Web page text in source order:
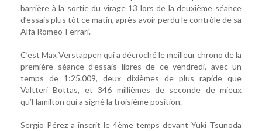
barrière à la sortie du virage 13 lors de la deuxième séance
d’essais plus tôt ce matin, après avoir perdu le contrôle de sa
Alfa Romeo-Ferrari.
C’est Max Verstappen qui a décroché le meilleur chrono de la
première séance d’essais libres de ce vendredi, avec un
temps de 1:25.009, deux dixièmes de plus rapide que
Valtteri Bottas, et 346 millièmes de seconde de mieux
qu’Hamilton qui a signé la troisième position.
Sergio Pérez a inscrit le 4ème temps devant Yuki Tsunoda